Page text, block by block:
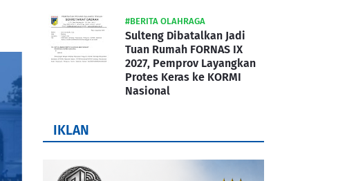
#BERITA OLAHRAGA
Sulteng Dibatalkan Jadi
Tuan Rumah FORNAS IX
2027, Pemprov Layangkan
Protes Keras ke KORMI
Nasional
IKLAN